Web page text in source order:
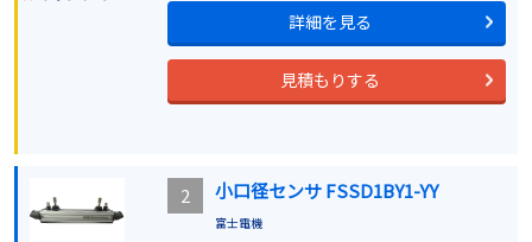
詳細を見る
見積もりする
2 小口径センサ FSSD1BY1-YY
富士電機